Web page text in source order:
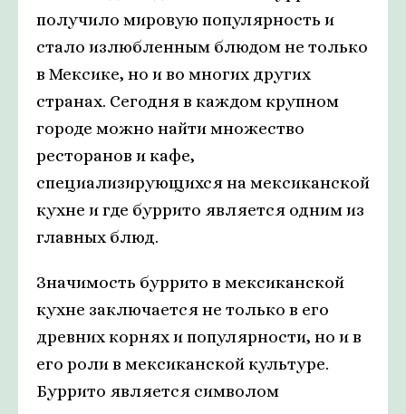
получило мировую популярность и
стало излюбленным блюдом не только
в Мексике, но и во многих других
странах. Сегодня в каждом крупном
городе можно найти множество
ресторанов и кафе,
специализирующихся на мексиканской
кухне и где буррито является одним из
главных блюд.
Значимость буррито в мексиканской
кухне заключается не только в его
древних корнях и популярности, но и в
его роли в мексиканской культуре.
Буррито является символом